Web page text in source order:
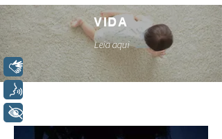
VIDA
Leia aqui
Libras